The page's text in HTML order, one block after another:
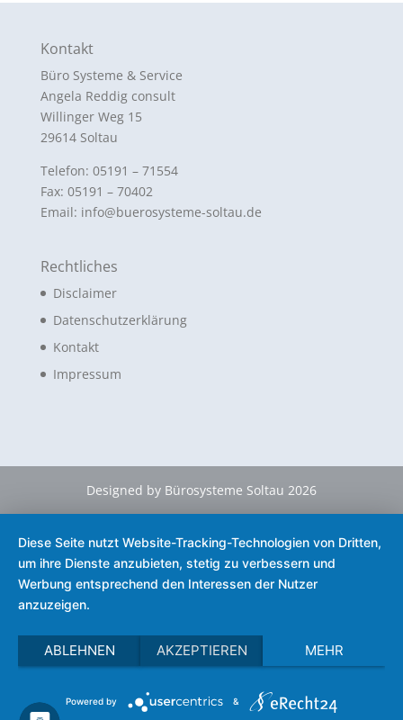
Kontakt
Büro Systeme & Service
Angela Reddig consult
Willinger Weg 15
29614 Soltau
Telefon: 05191 – 71554
Fax: 05191 – 70402
Email: info@buerosysteme-soltau.de
Rechtliches
Disclaimer
Datenschutzerklärung
Kontakt
Impressum
Designed by Bürosysteme Soltau 2026
Diese Seite nutzt Website-Tracking-Technologien von Dritten,
um ihre Dienste anzubieten, stetig zu verbessern und
Werbung entsprechend den Interessen der Nutzer
anzuzeigen.
ABLEHNEN AKZEPTIEREN MEHR
Powered by &